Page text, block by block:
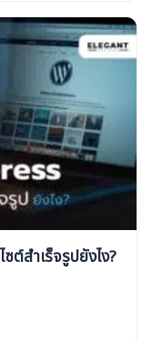
ต์สำเร็จรูปยังไง?